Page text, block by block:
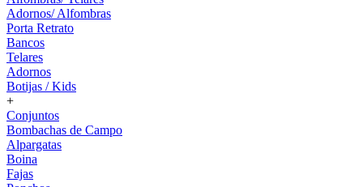
Adornos/ Alfombras
Porta Retrato
Bancos
Telares
Adornos
Botijas / Kids
+
Conjuntos
Bombachas de Campo
Alpargatas
Boina
Fajas